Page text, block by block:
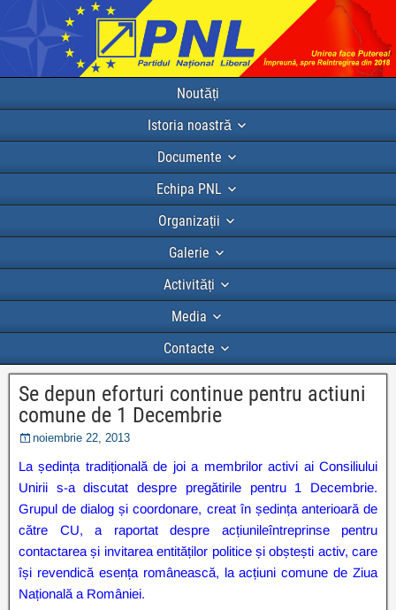
Noutăți
Istoria noastră
Documente
Echipa PNL
Organizații
Galerie
Activități
Media
Contacte
Se depun eforturi continue pentru actiuni
comune de 1 Decembrie
noiembrie 22, 2013
La ședința tradițională de joi a membrilor activi ai Consiliului
Unirii s-a discutat despre pregătirile pentru 1 Decembrie.
Grupul de dialog și coordonare, creat în ședința anterioară de
către CU, a raportat despre acțiunileîntreprinse pentru
contactarea și invitarea entităților politice și obștești activ, care
își revendică esența românească, la acțiuni comune de Ziua
Națională a României.